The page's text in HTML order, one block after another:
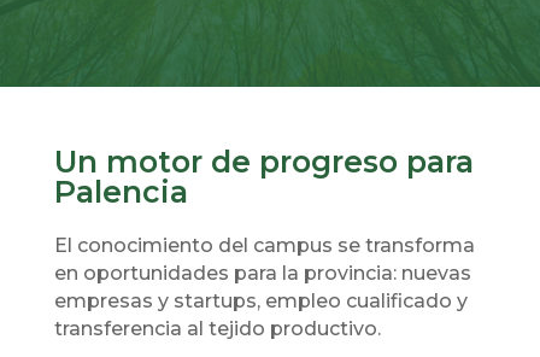
Un motor de progreso para
Palencia
El conocimiento del campus se transforma
en oportunidades para la provincia: nuevas
empresas y startups, empleo cualificado y
transferencia al tejido productivo.